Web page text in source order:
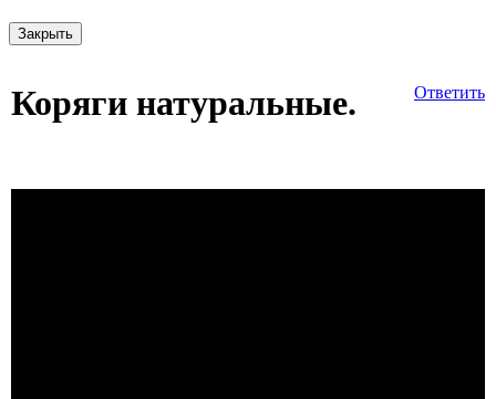
Закрыть
Ответить
Коряги натуральные.